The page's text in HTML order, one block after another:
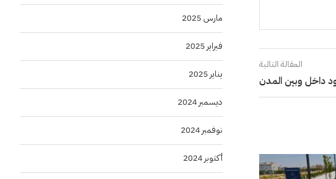
المقالة التالية
مارس 2025
فبراير 2025
يناير 2025
ديسمبر 2024
نوفمبر 2024
أكتوبر 2024